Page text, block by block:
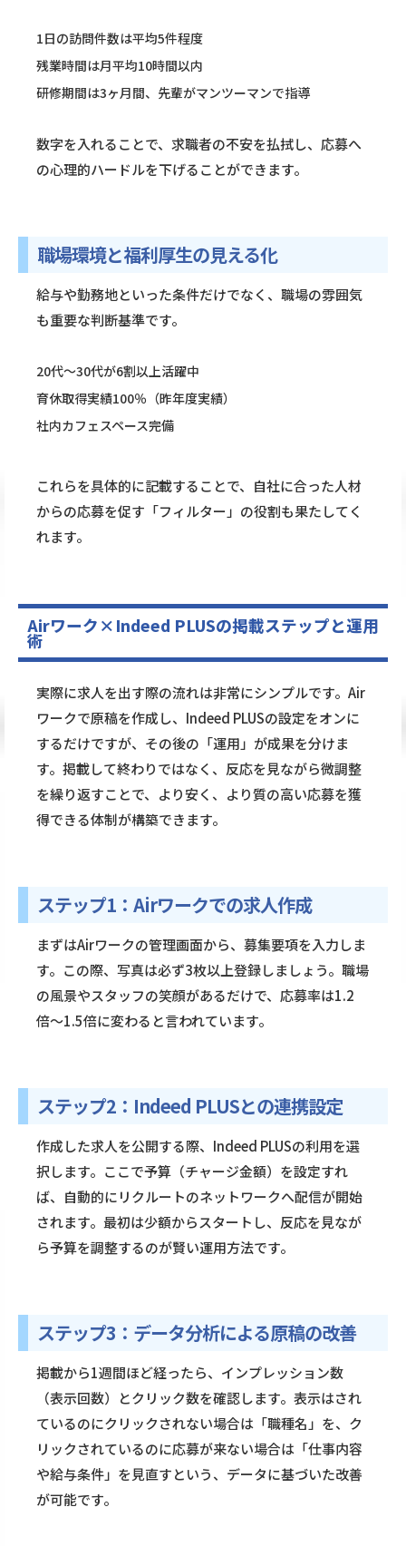
1日の訪問件数は平均5件程度
残業時間は月平均10時間以内
研修期間は3ヶ月間、先輩がマンツーマンで指導
数字を入れることで、求職者の不安を払拭し、応募へ
の心理的ハードルを下げることができます。
職場環境と福利厚生の見える化
給与や勤務地といった条件だけでなく、職場の雰囲気
も重要な判断基準です。
20代〜30代が6割以上活躍中
育休取得実績100％（昨年度実績）
社内カフェスペース完備
これらを具体的に記載することで、自社に合った人材
からの応募を促す「フィルター」の役割も果たしてく
れます。
Airワーク×Indeed PLUSの掲載ステップと運用
術
実際に求人を出す際の流れは非常にシンプルです。Air
ワークで原稿を作成し、Indeed PLUSの設定をオンに
するだけですが、その後の「運用」が成果を分けま
す。掲載して終わりではなく、反応を見ながら微調整
を繰り返すことで、より安く、より質の高い応募を獲
得できる体制が構築できます。
ステップ1：Airワークでの求人作成
まずはAirワークの管理画面から、募集要項を入力しま
す。この際、写真は必ず3枚以上登録しましょう。職場
の風景やスタッフの笑顔があるだけで、応募率は1.2
倍〜1.5倍に変わると言われています。
ステップ2：Indeed PLUSとの連携設定
作成した求人を公開する際、Indeed PLUSの利用を選
択します。ここで予算（チャージ金額）を設定すれ
ば、自動的にリクルートのネットワークへ配信が開始
されます。最初は少額からスタートし、反応を見なが
ら予算を調整するのが賢い運用方法です。
ステップ3：データ分析による原稿の改善
掲載から1週間ほど経ったら、インプレッション数
（表示回数）とクリック数を確認します。表示はされ
ているのにクリックされない場合は「職種名」を、ク
リックされているのに応募が来ない場合は「仕事内容
や給与条件」を見直すという、データに基づいた改善
が可能です。